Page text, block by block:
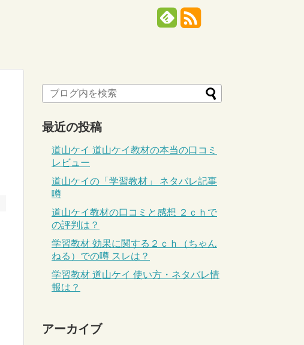
最近の投稿
道山ケイ 道山ケイ教材の本当の口コミ
レビュー
道山ケイの「学習教材」 ネタバレ記事
噂
道山ケイ教材の口コミと感想 ２ｃｈで
の評判は？
学習教材 効果に関する２ｃｈ（ちゃん
ねる）での噂 スレは？
学習教材 道山ケイ 使い方・ネタバレ情
報は？
アーカイブ